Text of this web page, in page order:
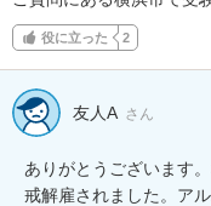
役に立った 2
友人A さん
ありがとうございます
戒解雇されました。ア